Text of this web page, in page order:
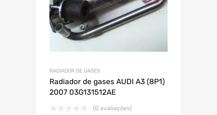
RADIADOR DE GASES
Radiador de gases AUDI A3 (8P1)
2007 03G131512AE
(0 avaliações)